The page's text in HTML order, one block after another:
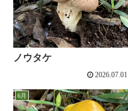
ノウタケ
2026.07.01
6月